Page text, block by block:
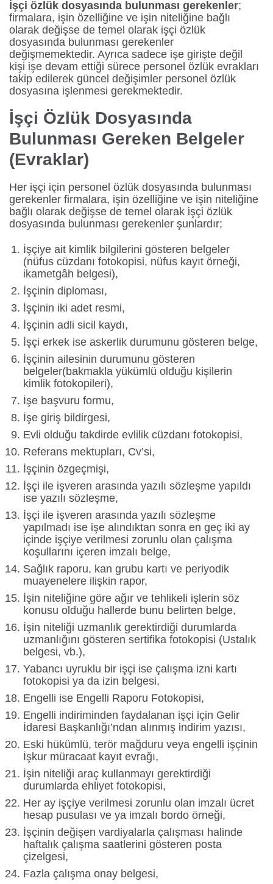
İşçi özlük dosyasında bulunması gerekenler;
firmalara, işin özelliğine ve işin niteliğine bağlı
olarak değişse de temel olarak işçi özlük
dosyasında bulunması gerekenler
değişmemektedir. Ayrıca sadece işe girişte değil
kişi işe devam ettiği sürece personel özlük evrakları
takip edilerek güncel değişimler personel özlük
dosyasına işlenmesi gerekmektedir.
İşçi Özlük Dosyasında
Bulunması Gereken Belgeler
(Evraklar)
Her işçi için personel özlük dosyasında bulunması
gerekenler firmalara, işin özelliğine ve işin niteliğine
bağlı olarak değişse de temel olarak işçi özlük
dosyasında bulunması gerekenler şunlardır;
İşçiye ait kimlik bilgilerini gösteren belgeler
(nüfus cüzdanı fotokopisi, nüfus kayıt örneği,
ikametgâh belgesi),
İşçinin diploması,
İşçinin iki adet resmi,
İşçinin adli sicil kaydı,
İşçi erkek ise askerlik durumunu gösteren belge,
İşçinin ailesinin durumunu gösteren
belgeler(bakmakla yükümlü olduğu kişilerin
kimlik fotokopileri),
İşe başvuru formu,
İşe giriş bildirgesi,
Evli olduğu takdirde evlilik cüzdanı fotokopisi,
Referans mektupları, Cv’si,
İşçinin özgeçmişi,
İşçi ile işveren arasında yazılı sözleşme yapıldı
ise yazılı sözleşme,
İşçi ile işveren arasında yazılı sözleşme
yapılmadı ise işe alındıktan sonra en geç iki ay
içinde işçiye verilmesi zorunlu olan çalışma
koşullarını içeren imzalı belge,
Sağlık raporu, kan grubu kartı ve periyodik
muayenelere ilişkin rapor,
İşin niteliğine göre ağır ve tehlikeli işlerin söz
konusu olduğu hallerde bunu belirten belge,
İşin niteliği uzmanlık gerektirdiği durumlarda
uzmanlığını gösteren sertifika fotokopisi (Ustalık
belgesi, vb.),
Yabancı uyruklu bir işçi ise çalışma izni kartı
fotokopisi ya da izin belgesi,
Engelli ise Engelli Raporu Fotokopisi,
Engelli indiriminden faydalanan işçi için Gelir
İdaresi Başkanlığı’ndan alınmış indirim yazısı,
Eski hükümlü, terör mağduru veya engelli işçinin
İşkur müracaat kayıt evrağı,
İşin niteliği araç kullanmayı gerektirdiği
durumlarda ehliyet fotokopisi,
Her ay işçiye verilmesi zorunlu olan imzalı ücret
hesap pusulası ve ya imzalı bordo örneği,
İşçinin değişen vardiyalarla çalışması halinde
haftalık çalışma saatlerini gösteren posta
çizelgesi,
Fazla çalışma onay belgesi,